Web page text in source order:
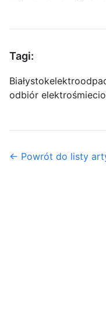
Tagi:
Białystok
odbiór elektrośmieci
← Powrót do listy